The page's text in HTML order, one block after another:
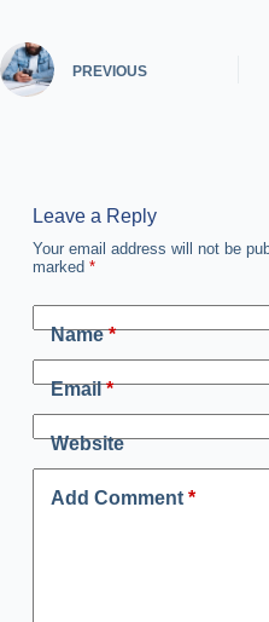
PREVIOUS
Leave a Reply
Your email address will not be
marked *
Name*
Email*
Website
Add Comment*